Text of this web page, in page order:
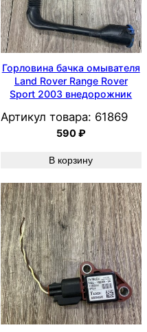
Горловина бачка омывателя
Land Rover Range Rover
Sport 2003 внедорожник
Артикул товара: 61869
590₽
В корзину